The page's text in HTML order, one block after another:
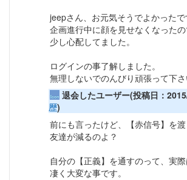
jeepさん、お元気そうでよかったで
企画進行中に顔を見せなくなった
少し心配してました。
ログインの事了解しました。
無理しないでのんびり頑張って下
退会したユーザー(投稿日：
歴)
前にも言ったけど、【赤信号】を渡
友達が減るのよ？
自分の【正義】を通すのって、実
凄く大変な事です。